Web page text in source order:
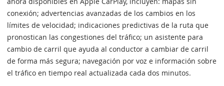
conexión; advertencias avanzadas de los cambios en los
límites de velocidad; indicaciones predictivas de la ruta que
pronostican las congestiones del tráfico; un asistente para
cambio de carril que ayuda al conductor a cambiar de carril
de forma más segura; navegación por voz e información sobre
el tráfico en tiempo real actualizada cada dos minutos.